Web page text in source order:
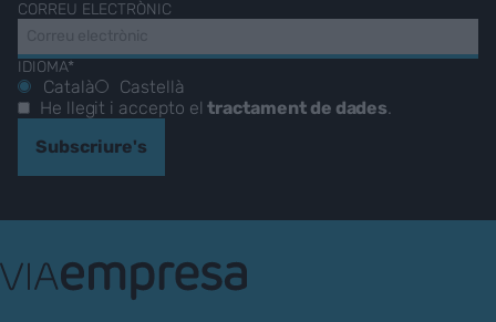
CORREU ELECTRÒNIC
IDIOMA*
Català
Castellà
He llegit i accepto eltractament de dades.
Subscriure's